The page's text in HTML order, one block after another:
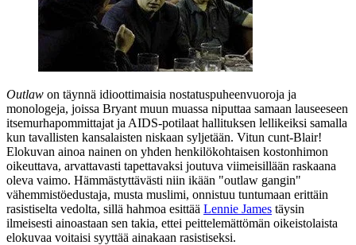
Outlaw on täynnä idioottimaisia nostatuspuheenvuoroja ja
monologeja, joissa Bryant muun muassa niputtaa samaan lauseeseen
itsemurhapommittajat ja AIDS-potilaat hallituksen lellikeiksi samalla
kun tavallisten kansalaisten niskaan syljetään. Vitun cunt-Blair!
Elokuvan ainoa nainen on yhden henkilökohtaisen kostonhimon
oikeuttava, arvattavasti tapettavaksi joutuva viimeisillään raskaana
oleva vaimo. Hämmästyttävästi niin ikään "outlaw gangin"
vähemmistöedustaja, musta muslimi, onnistuu tuntumaan erittäin
rasistiselta vedolta, sillä hahmoa esittää Lennie James täysin
ilmeisesti ainoastaan sen takia, ettei peittelemättömän oikeistolaista
elokuvaa voitaisi syyttää ainakaan rasistiseksi.